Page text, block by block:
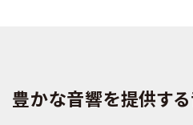
豊かな音響を提供す